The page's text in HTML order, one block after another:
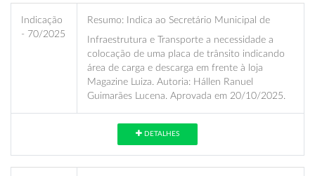
Indicação
- 70/2025
Resumo: Indica ao Secretário Municipal de
Infraestrutura e Transporte a necessidade a
colocação de uma placa de trânsito indicando
área de carga e descarga em frente à loja
Magazine Luiza. Autoria: Hállen Ranuel
Guimarães Lucena. Aprovada em 20/10/2025.
DETALHES